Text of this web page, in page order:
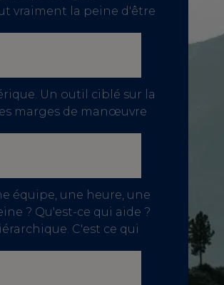
vraiment la peine d'être
Un outil ciblé sur la
marges de manœuvre
équipe, une heure, une
? Qu'est-ce qui aide ?
C'est ce qui